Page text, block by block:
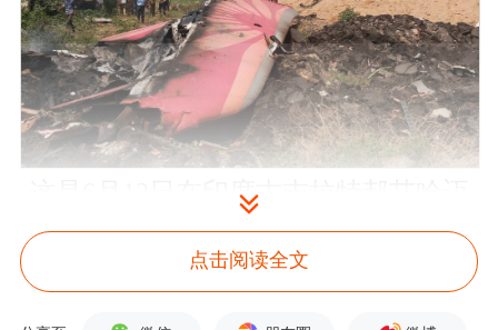
这是6月12日在印度古吉拉特邦艾哈迈
达巴德客机失事现场拍摄的客机残骸。
点击阅读全文